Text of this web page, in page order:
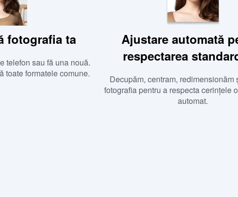
fotografia ta
telefon sau fă una nouă.
toate formatele comune.
Ajustare automată
respectarea
Decupăm, centram, redimensionăm
fotografia pentru a respecta cerințele
automat.